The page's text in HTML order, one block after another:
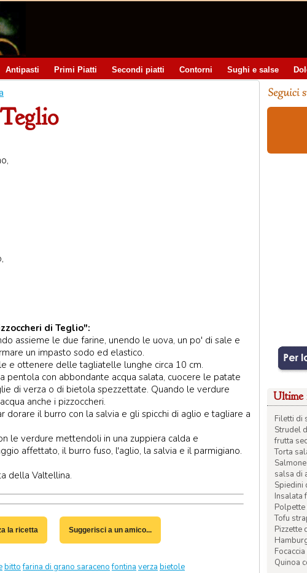
Antipasti Primi Piatti Secondi piatti Contorni Sughi e salse
di Teglio":
assieme le due farine, unendo le uova, un po' di sale e
un impasto sodo ed elastico.
e ottenere delle tagliatelle lunghe circa 10 cm.
pentola con abbondante acqua salata, cuocere le patate
di verza o di bietola spezzettate. Quando le verdure
anche i pizzoccheri.
dorare il burro con la salvia e gli spicchi di aglio e tagliare a
le verdure mettendoli in una zuppiera calda e
affettato, il burro fuso, l'aglio, la salvia e il parmigiano.
della Valtellina.
la ricetta Suggerisci a un amico...
bitto farina di grano saraceno fontina verza bietole
Ultime
Filetti di
Strudel
frutta
Torta
salsa di
Spiedini
Insalata
Polpette
Tofu
Pizzette
Quinoa